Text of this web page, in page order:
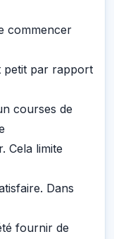
commencer
petit par rapport
courses de
Cela limite
Dans
fournir de